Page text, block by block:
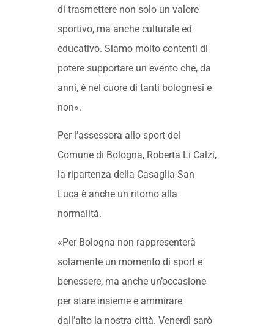
di trasmettere non solo un valore
sportivo, ma anche culturale ed
educativo. Siamo molto contenti di
potere supportare un evento che, da
anni, è nel cuore di tanti bolognesi e
non».
Per l’assessora allo sport del
Comune di Bologna, Roberta Li Calzi,
la ripartenza della Casaglia-San
Luca è anche un ritorno alla
normalità.
«Per Bologna non rappresenterà
solamente un momento di sport e
benessere, ma anche un’occasione
per stare insieme e ammirare
dall’alto la nostra città. Venerdì sarò